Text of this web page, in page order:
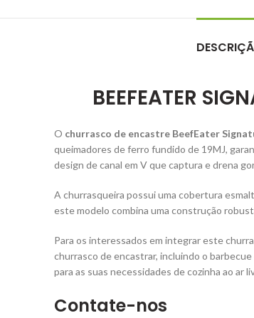
BEEFEATER
O churrasco de encastre BeefEater
queimadores de ferro fundido de 19MJ,
design de canal em V que captura e drena
A churrasqueira possui uma cobertura
este modelo combina uma construção
Para os interessados ​​em integrar este
churrasco de encastrar, incluindo o
para as suas necessidades de cozinha ao ar
Contate-nos